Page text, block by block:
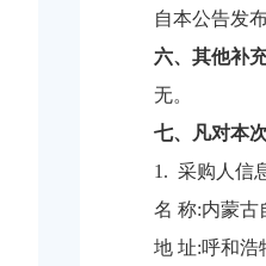
自本公告发
六、其他补
无。
七、凡对本
1. 采购人信
名 称:内蒙古
地 址:呼和浩